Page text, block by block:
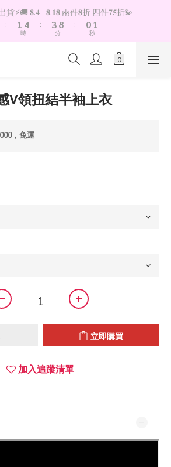
貨⚡️🚚 𝟖.𝟒 - 𝟖.𝟏𝟖 兩件𝟖折 四件𝟕𝟓折💫
:
2
1
0
5
4
3
時
:
4
3
2
9
8
7
2
分
:
1
0
2
1
0
秒
V領扭結半袖上衣
，免運
立即購買
加入追蹤清單